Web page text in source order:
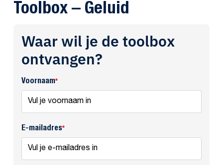
Toolbox – Geluid
Waar wil je de toolbox
ontvangen?
Voornaam*
E-mailadres*